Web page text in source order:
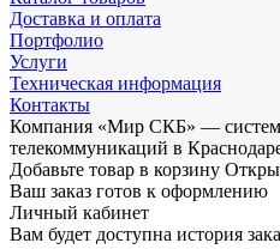
Доставка и оплата
Портфолио
Услуги
Техническая информация
Контакты
Компания «Мир СКБ» —
телекоммуникаций в
Добавьте товар в корзину
Ваш заказ готов к оформлению
Личный кабинет
Вам будет доступна история